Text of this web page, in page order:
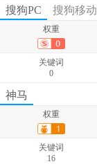
权重
关键词
175
搜狗PC 搜狗移动
权重
关键词
0
关键词
0
神马
权重
关键词
16